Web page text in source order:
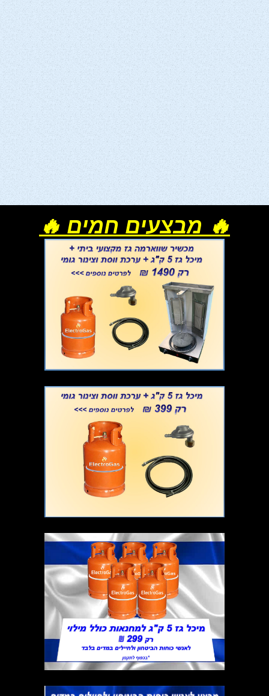
🔥 מבצעים חמים 🔥